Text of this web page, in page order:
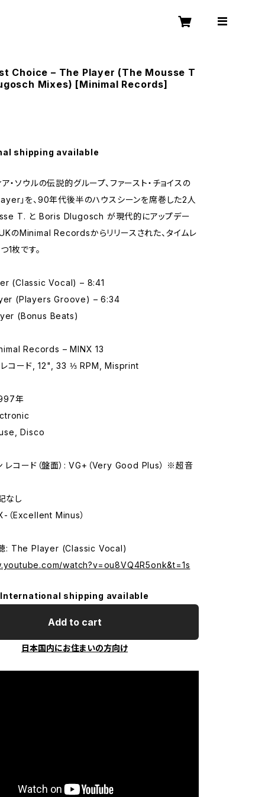
Choice – The Player (The Mousse T
Mixes) [Minimal Records]
shipping available
ア・ソウルの伝説的グループ、ファースト・チョイスの
」を、90年代後半のハウスシーンを席巻した2人
T. と Boris Dlugosch が現代的にアップデー
のMinimal Recordsからリリースされた、タイムレ
1枚です。
(Classic Vocal) – 8:41
(Players Groove) – 6:34
(Bonus Beats)
Records – MINX 13
レコード, 12", 33 ⅓ RPM, Misprint
年
Disco
レコード（盤面）: VG+（Very Good Plus） ※超音
なし
（Excellent Minus）
: The Player (Classic Vocal)
watch?v=ou8VQ4R5onk&t=1s
International shipping available
Add to cart
日本国内にお住まいの方向け